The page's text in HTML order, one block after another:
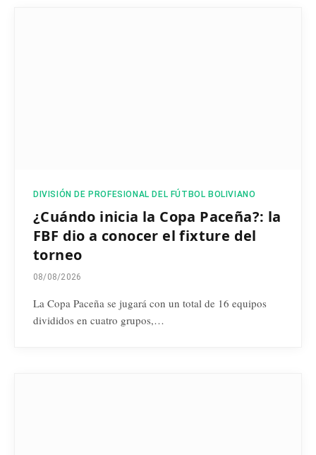
DIVISIÓN DE PROFESIONAL DEL FÚTBOL BOLIVIANO
¿Cuándo inicia la Copa Paceña?: la
FBF dio a conocer el fixture del
torneo
08/08/2026
La Copa Paceña se jugará con un total de 16 equipos
divididos en cuatro grupos,…